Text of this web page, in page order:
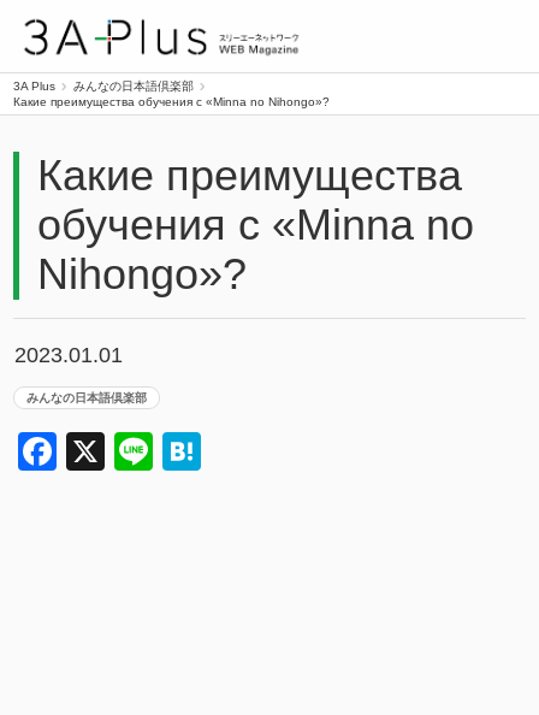
3A Plus
みんなの日本語倶楽部
Какие преимущества обучения с «Minna no Nihongo»?
Какие преимущества
обучения с «Minna no
Nihongo»?
2023.01.01
みんなの日本語倶楽部
Facebook
X Line